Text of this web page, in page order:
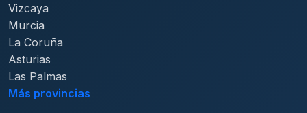
Vizcaya
Murcia
La Coruña
Asturias
Las Palmas
Más provincias